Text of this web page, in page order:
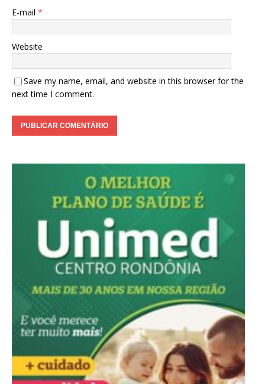
E-mail *
Website
Save my name, email, and website in this browser for the
next time I comment.